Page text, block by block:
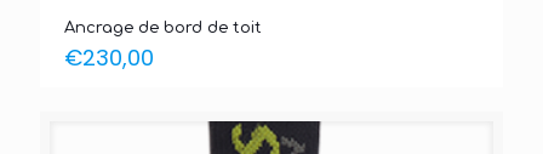
Ancrage de bord de toit
€230,00